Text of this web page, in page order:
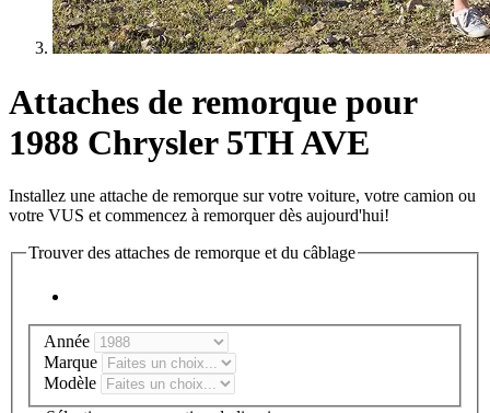
Attaches de remorque pour
1988 Chrysler 5TH AVE
Installez une attache de remorque sur votre voiture, votre camion ou
votre VUS et commencez à remorquer dès aujourd'hui!
Trouver des attaches de remorque et du câblage
Année
Marque
Modèle